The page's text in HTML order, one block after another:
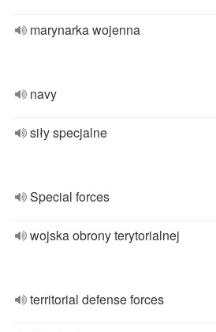
marynarka wojenna
navy
siły specjalne
Special forces
wojska obrony terytorialnej
territorial defense forces